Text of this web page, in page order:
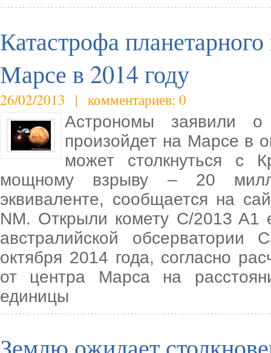
Катастрофа
Марсе в 2014 году
26/02/2013 | комментариев: 0
Астрономы заявили о
произойдет на Марсе в
может столкнуться с
мощному взрыву – 20
эквиваленте, сообщается на
NM. Открыли комету C/2013
австралийской обсерватории
октября 2014 года, согласно
от центра Марса на
единицы